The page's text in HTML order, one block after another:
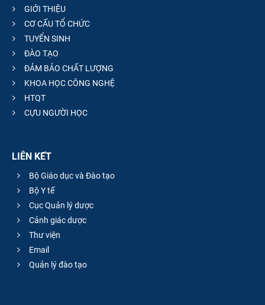
GIỚI THIỆU
CƠ CẤU TỔ CHỨC
TUYỂN SINH
ĐÀO TẠO
ĐẢM BẢO CHẤT LƯỢNG
KHOA HỌC CÔNG NGHỆ
HTQT
CỰU NGƯỜI HỌC
LIÊN KẾT
Bộ Giáo dục và Đào tạo
Bộ Y tế
Cục Quản lý dược
Cảnh giác dược
Thư viện
Email
Quản lý đào tạo